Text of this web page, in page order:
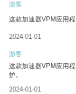
游客
这款加速器VPM应用
2024-01-01
游客
这款加速器VPM应用
护。
2024-01-01